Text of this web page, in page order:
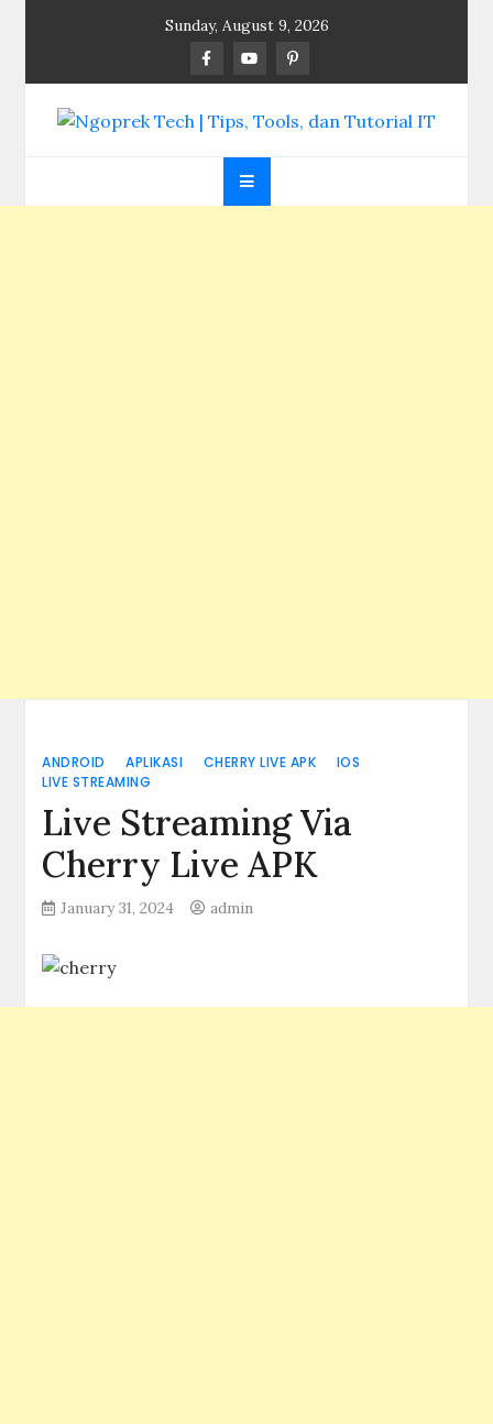
Sunday, August 9, 2026
Ngoprek Tech | Tips,
Tools, dan Tutorial
ANDROID APLIKASI CHERRY LIVE APK
IOS
LIVE STREAMING
Live Streaming Via
Cherry Live APK
January 31, 2024 admin